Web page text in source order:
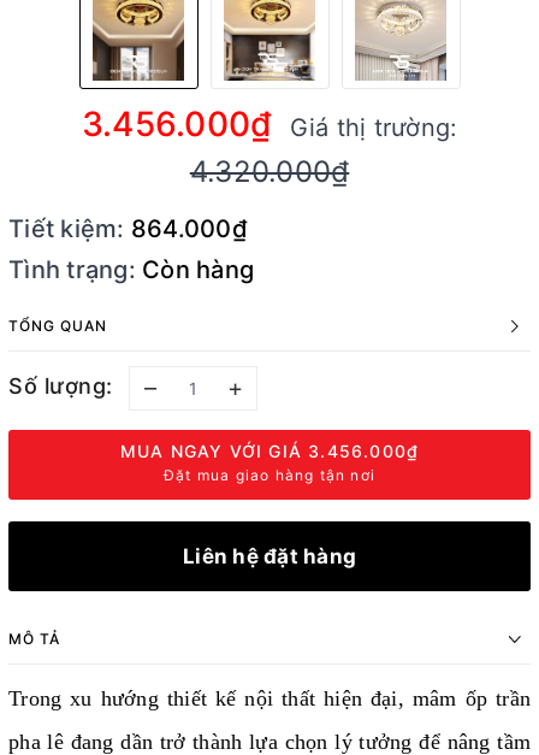
3.456.000₫ Giá thị trường:
4.320.000₫
Tiết kiệm: 864.000₫
Tình trạng: Còn hàng
TỔNG QUAN
Số lượng: – +
MUA NGAY VỚI GIÁ 3.456.000₫
Đặt mua giao hàng tận nơi
Liên hệ đặt hàng
MÔ TẢ
Trong xu hướng thiết kế nội thất hiện đại, mâm ốp trần
pha lê đang dần trở thành lựa chọn lý tưởng để nâng tầm